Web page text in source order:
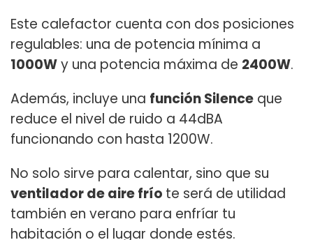
Este calefactor cuenta con dos posiciones
regulables: una de potencia mínima a
1000Wy una potencia máxima de 2400W.
Además, incluye una función Silence que
reduce el nivel de ruido a 44dBA
funcionando con hasta 1200W.
No solo sirve para calentar, sino que su
ventilador de aire frío te será de utilidad
también en verano para enfríar tu
habitación o el lugar donde estés.